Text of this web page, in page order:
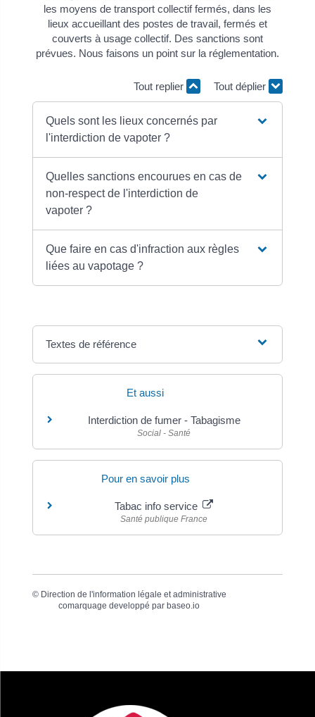
les moyens de transport collectif fermés, dans les
lieux accueillant des postes de travail, fermés et
couverts à usage collectif. Des sanctions sont
prévues. Nous faisons un point sur la réglementation.
Tout replier Tout déplier
Quels sont les lieux concernés par
l'interdiction de vapoter ?
Quelles sanctions encourues en cas de
non-respect de l'interdiction de
vapoter ?
Que faire en cas d'infraction aux règles
liées au vapotage ?
Textes de référence
Et aussi
Interdiction de fumer - Tabagisme
Social - Santé
Pour en savoir plus
Tabac info service
Santé publique France
© Direction de l'information légale et administrative
comarquage developpé par baseo.io